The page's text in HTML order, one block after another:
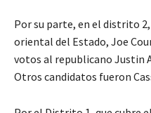
Por su parte, en el distrito
oriental del Estado, Joe
votos al republicano Justin
Otros candidatos fueron